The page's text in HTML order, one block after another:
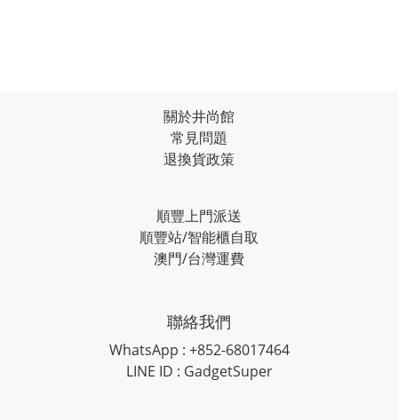
關於井尚館
常見問題
退換貨政策
順豐上門派送
順豐站/智能櫃自取
澳門/台灣運費
聯絡我們
WhatsApp : +852-68017464
LINE ID : GadgetSuper